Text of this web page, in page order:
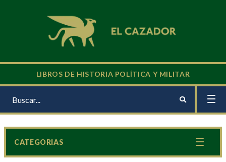
LIBROS DE HISTORIA POLÍTICA Y MILITAR
CATEGORIAS